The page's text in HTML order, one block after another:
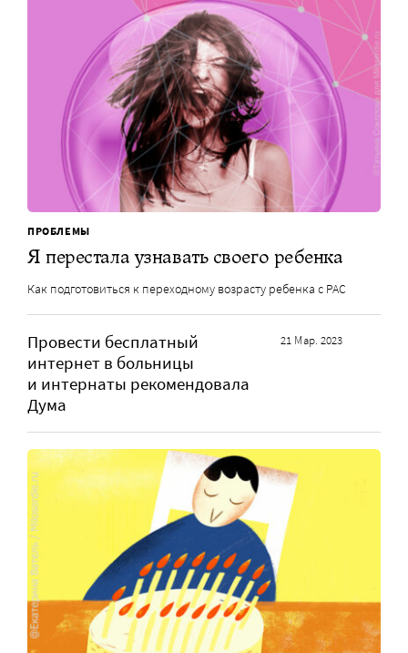
ПРОБЛЕМЫ
Я перестала узнавать своего ребенка
Как подготовиться к переходному возрасту ребенка с РАС
Провести бесплатный
интернет в больницы
и интернаты рекомендовала
Дума
21 Мар. 2023